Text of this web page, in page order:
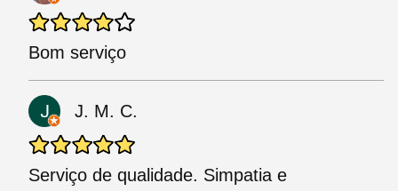
Bom serviço
J. M. C.
Serviço de qualidade. Simpatia e